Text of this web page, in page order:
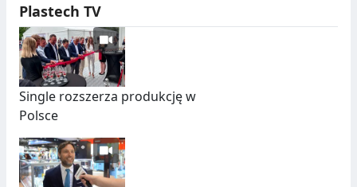
Plastech TV
Single rozszerza produkcję w
Polsce